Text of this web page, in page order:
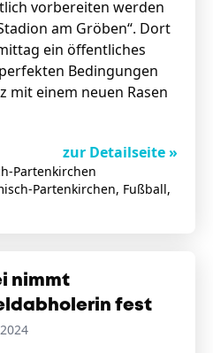
vorbereiten werden
am Gröben“. Dort
ein öffentliches
Bedingungen
mit einem neuen Rasen
zur Detailseite »
Partenkirchen
Partenkirchen, Fußball,
nimmt
fest